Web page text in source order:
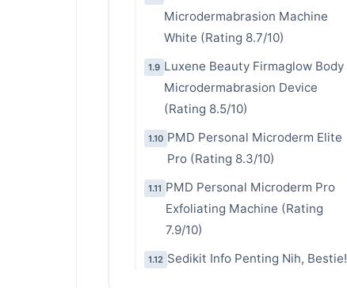
Microdermabrasion Machine
White (Rating 8.7/10)
1.9 Luxene Beauty Firmaglow Body
Microdermabrasion Device
(Rating 8.5/10)
1.10 PMD Personal Microderm Elite
Pro (Rating 8.3/10)
1.11 PMD Personal Microderm Pro
Exfoliating Machine (Rating
7.9/10)
1.12 Sedikit Info Penting Nih, Bestie!